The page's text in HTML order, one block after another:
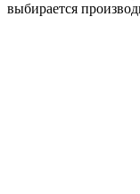
выбирается